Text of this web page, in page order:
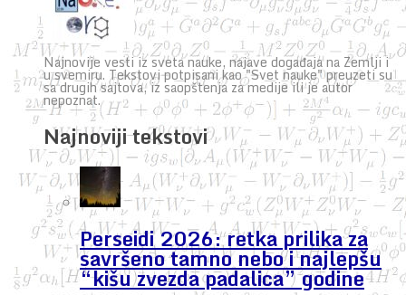
Najnovije vesti iz sveta nauke, najave događaja na Zemlji i
u svemiru. Tekstovi potpisani kao "Svet nauke" preuzeti su
sa drugih sajtova, iz saopštenja za medije ili je autor
nepoznat.
Najnoviji tekstovi
Perseidi 2026: retka prilika za
savršeno tamno nebo i najlepšu
“kišu zvezda padalica” godine